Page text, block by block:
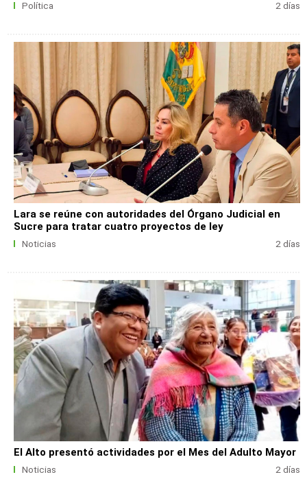
Política 2 días
Lara se reúne con autoridades del Órgano Judicial en
Sucre para tratar cuatro proyectos de ley
Noticias 2 días
El Alto presentó actividades por el Mes del Adulto Mayor
Noticias 2 días